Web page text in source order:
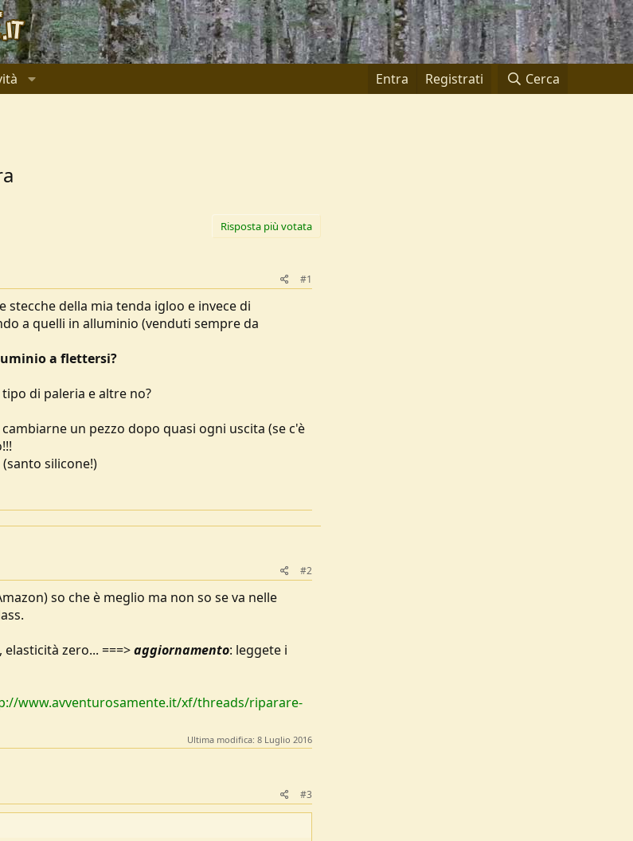
Entra Registrati Cerca
Risposta più votata
#1
della mia tenda igloo e invece di
a quelli in alluminio (venduti sempre da
a flettersi?
di paleria e altre no?
un pezzo dopo quasi ogni uscita (se c'è
silicone!)
#2
so che è meglio ma non so se va nelle
zero... ===>aggiornamento: leggete i
www.avventurosamente.it/xf/threads/riparare-
Ultima modifica: 8 Luglio 2016
#3